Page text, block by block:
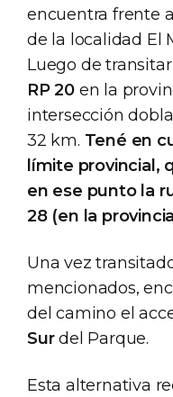
encuentra frente
de la localidad El
Luego de
RP 20 en la
intersección
32 km. Tené en
límite provincial,
en ese punto la
28 (en la
Una vez
mencionados,
del camino el
Surdel Parque.
Esta alternativa